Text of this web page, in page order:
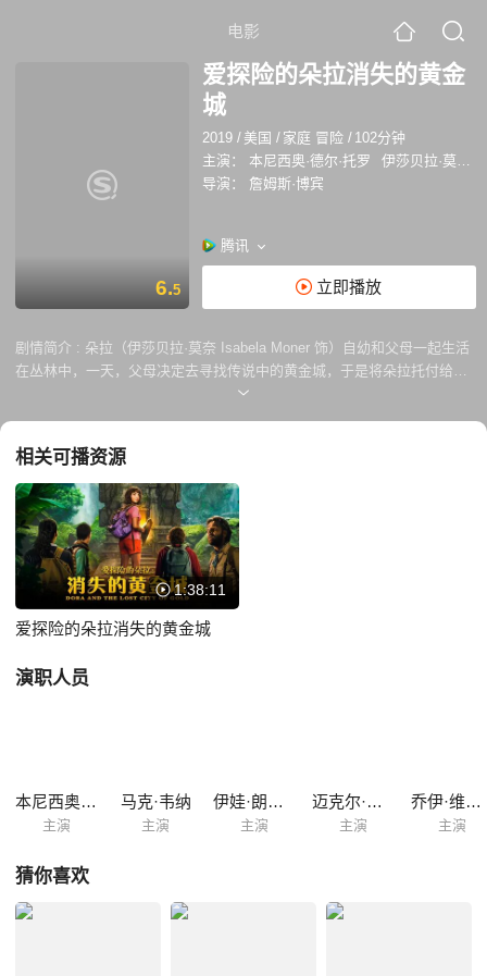
电影
6.5
爱探险的朵拉消失的黄金
城
2019 / 美国 / 家庭 冒险 / 102分钟
主演：
本尼西奥·德尔·托罗
伊莎贝拉·莫塞德
导演：
詹姆斯·博宾
腾讯
立即播放
剧情简介 : 朵拉（伊莎贝拉·莫奈 Isabela Moner 饰）自幼和父母一起生活
在丛林中，一天，父母决定去寻找传说中的黄金城，于是将朵拉托付给了
住在城里的表格蒂亚戈（杰弗里·沃尔伯格 Jeffrey Wahlberg 饰）一家人
次学校组织的参观活动中，她和朋友们遭到了神秘罪犯的绑架，被绑回了
丛林中，这对于朵拉来说简直就是如鱼得水。朵拉凭借着自己丰富的野外
生存经验救下了同学们，不仅如此，她还要去解救同样遭到了绑架的双
亲。
相关可播资源
1:38:11
爱探险的朵拉消失的黄金城
演职人员
本尼西奥·德尔·托罗
主演
马克·韦纳
主演
伊娃·朗格利亚
主演
迈克尔·佩纳
主演
乔伊·维埃拉
主演
猜你喜欢